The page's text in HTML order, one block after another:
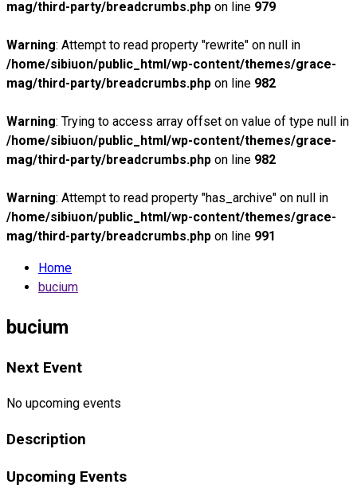
mag/third-party/breadcrumbs.php on line 979
Warning: Attempt to read property "rewrite" on null in
/home/sibiuon/public_html/wp-content/themes/grace-
mag/third-party/breadcrumbs.php on line 982
Warning: Trying to access array offset on value of type null in
/home/sibiuon/public_html/wp-content/themes/grace-
mag/third-party/breadcrumbs.php on line 982
Warning: Attempt to read property "has_archive" on null in
/home/sibiuon/public_html/wp-content/themes/grace-
mag/third-party/breadcrumbs.php on line 991
Home
bucium
bucium
Next Event
No upcoming events
Description
Upcoming Events